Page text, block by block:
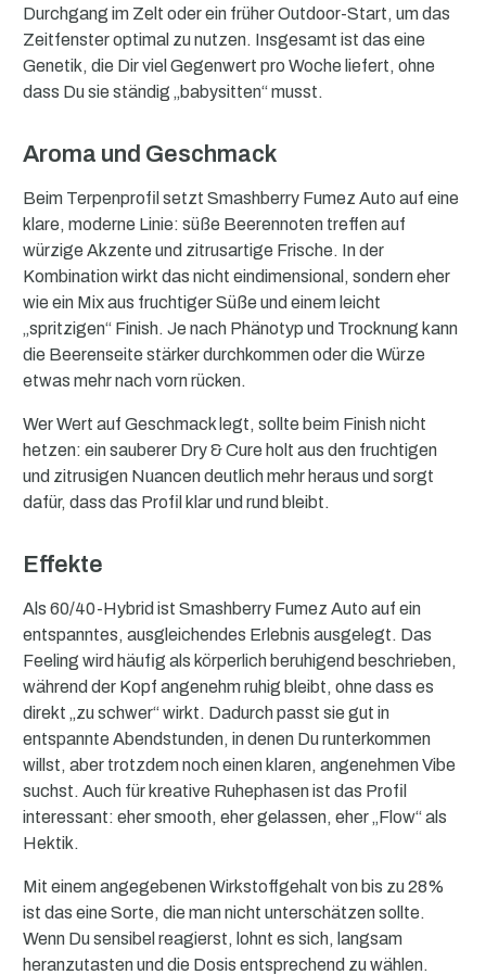
Durchgang im Zelt oder ein früher Outdoor-Start, um das
Zeitfenster optimal zu nutzen. Insgesamt ist das eine
Genetik, die Dir viel Gegenwert pro Woche liefert, ohne
dass Du sie ständig „babysitten“ musst.
Aroma und Geschmack
Beim Terpenprofil setzt Smashberry Fumez Auto auf eine
klare, moderne Linie: süße Beerennoten treffen auf
würzige Akzente und zitrusartige Frische. In der
Kombination wirkt das nicht eindimensional, sondern eher
wie ein Mix aus fruchtiger Süße und einem leicht
„spritzigen“ Finish. Je nach Phänotyp und Trocknung kann
die Beerenseite stärker durchkommen oder die Würze
etwas mehr nach vorn rücken.
Wer Wert auf Geschmack legt, sollte beim Finish nicht
hetzen: ein sauberer Dry & Cure holt aus den fruchtigen
und zitrusigen Nuancen deutlich mehr heraus und sorgt
dafür, dass das Profil klar und rund bleibt.
Effekte
Als 60/40-Hybrid ist Smashberry Fumez Auto auf ein
entspanntes, ausgleichendes Erlebnis ausgelegt. Das
Feeling wird häufig als körperlich beruhigend beschrieben,
während der Kopf angenehm ruhig bleibt, ohne dass es
direkt „zu schwer“ wirkt. Dadurch passt sie gut in
entspannte Abendstunden, in denen Du runterkommen
willst, aber trotzdem noch einen klaren, angenehmen Vibe
suchst. Auch für kreative Ruhephasen ist das Profil
interessant: eher smooth, eher gelassen, eher „Flow“ als
Hektik.
Mit einem angegebenen Wirkstoffgehalt von bis zu 28%
ist das eine Sorte, die man nicht unterschätzen sollte.
Wenn Du sensibel reagierst, lohnt es sich, langsam
heranzutasten und die Dosis entsprechend zu wählen.